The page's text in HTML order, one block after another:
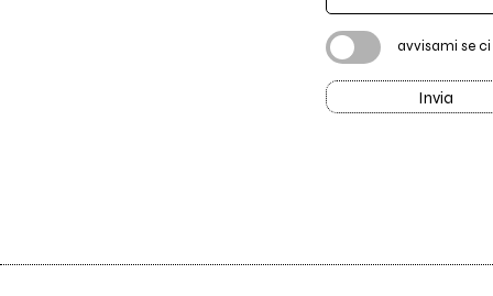
avvisami se
Invia